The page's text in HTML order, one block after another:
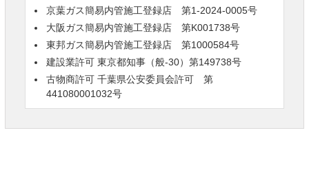
京葉ガス簡易内管施工登録店 第1-2024-0005号
大阪ガス簡易内管施工登録店 第K001738号
東邦ガス簡易内管施工登録店 第1000584号
建設業許可 東京都知事（般-30）第149738号
古物商許可 千葉県公安委員会許可 第
441080001032号